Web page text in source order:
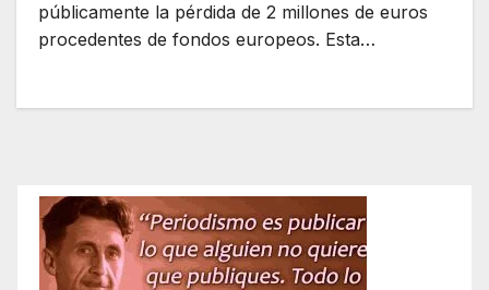
públicamente la pérdida de 2 millones de euros
procedentes de fondos europeos. Esta…